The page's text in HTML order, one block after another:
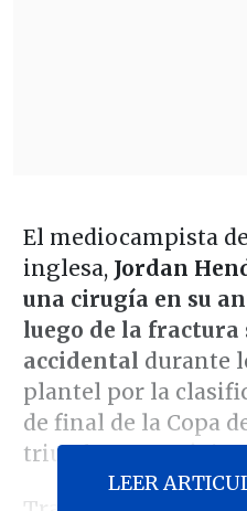
El mediocampista
inglesa, Jordan
una cirugía en su
luego de la
accidental durante
plantel por la
de final de la Copa
triunfo ante México
LEER